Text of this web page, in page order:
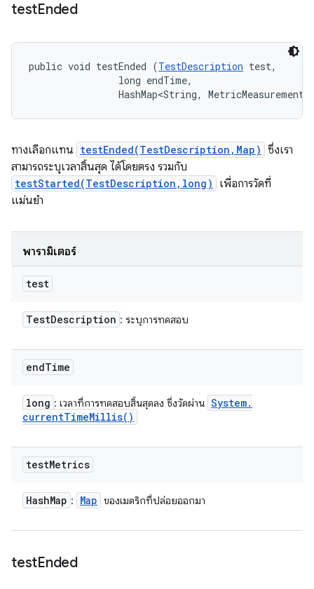
testEnded
public void testEnded (TestDescription test,
                long endTime,
HashMap<String,
ทางเลือกแทน testEnded(TestDescription,Map) ซึ่งเรา
สามารถระบุเวลาสิ้นสุด ได้โดยตรง รวมกับ
testStarted(TestDescription,long)
เพื่อการวัดที่
แม่นยำ
พารามิเตอร์
test
TestDescription : ระบุการทดสอบ
endTime
long : เวลาที่การทดสอบสิ้นสุดลง ซึ่งวัดผ่าน System.
currentTimeMillis( )
testMetrics
HashMap : Map ของเมตริกที่ปล่อยออกมา
testEnded